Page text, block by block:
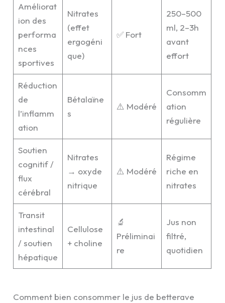
Améliorat
ion des
performa
nces
sportives
Nitrates
(effet
ergogéni
que)
✅ Fort
250–500
ml, 2–3h
avant
effort
Réduction
de
l’inflamm
ation
Bétalaïne
s
⚠️ Modéré
Consomm
ation
régulière
Soutien
cognitif /
flux
cérébral
Nitrates
→ oxyde
nitrique
⚠️ Modéré
Régime
riche en
nitrates
Transit
intestinal
/ soutien
hépatique
Cellulose
+ choline
🔬
Préliminai
re
Jus non
filtré,
quotidien
Comment bien consommer le jus de betterave